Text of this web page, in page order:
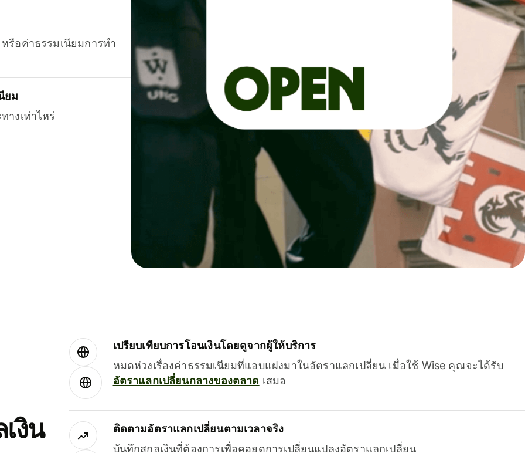
รือค่าธรรมเนียมการทำ
ยม
างเท่าไหร่
งิน
เปรียบเทียบการโอนเงินโดยดูจากผู้ให้บริการ
หมดห่วงเรื่องค่าธรรมเนียมที่แอบแฝงมาในอัตราแลกเปลี่ยน เมื่อใช้ Wise คุณจะได้รับ
อัตราแลกเปลี่ยนกลางของตลาด เสมอ
ติดตามอัตราแลกเปลี่ยนตามเวลาจริง
บันทึกสกุลเงินที่ต้องการเพื่อคอยดูการเปลี่ยนแปลงอัตราแลกเปลี่ยน